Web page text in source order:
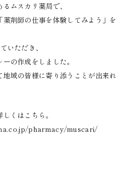
ムスカリ薬局で、
剤師の仕事を体験してみよう」を
いただき、
の作成をしました。
域の皆様に寄り添うことが出来れ
くはこちら。
pharmacy/muscari/